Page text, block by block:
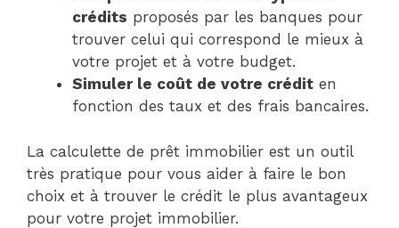
crédits proposés par les banques pour
trouver celui qui correspond le mieux à
votre projet et à votre budget.
Simuler le coût de votre crédit en
fonction des taux et des frais bancaires.
La calculette de prêt immobilier est un outil
très pratique pour vous aider à faire le bon
choix et à trouver le crédit le plus avantageux
pour votre projet immobilier.